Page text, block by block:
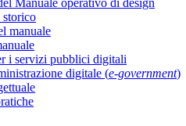
Manuale operativo di design
storico
manuale
i servizi pubblici digitali
digitale (e-government)